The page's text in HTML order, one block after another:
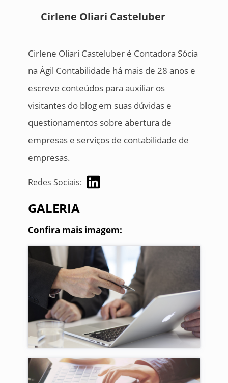
Cirlene Oliari Casteluber
Cirlene Oliari Casteluber é Contadora Sócia
na Ágil Contabilidade há mais de 28 anos e
escreve conteúdos para auxiliar os
visitantes do blog em suas dúvidas e
questionamentos sobre abertura de
empresas e serviços de contabilidade de
empresas.
Redes Sociais:
GALERIA
Confira mais imagem: